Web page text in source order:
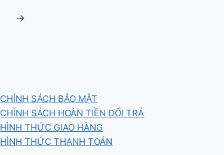
→
CHÍNH SÁCH BẢO MẬT
CHÍNH SÁCH HOÀN TIỀN ĐỔI TRẢ
HÌNH THỨC GIAO HÀNG
HÌNH THỨC THANH TOÁN